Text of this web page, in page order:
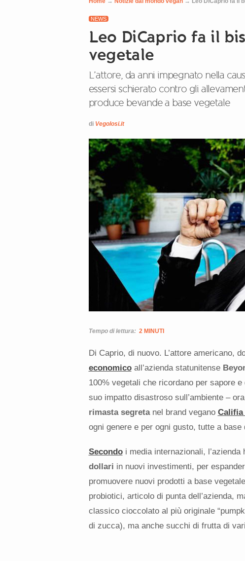
NEWS
Leo DiCaprio fa il
vegetale
L’attore, da anni impegnato nella
essersi schierato contro gli
produce bevande a base vegetale
di Vegolosi.it
Tempo di lettura: 2 MINUTI
Di Caprio, di nuovo. L’attore americano,
economicoall’azienda statunitense
100% vegetali che ricordano per sapore
suo impatto disastroso sull’ambiente –
rimasta segreta nel brand vegano Califia
ogni genere e per ogni gusto, tutte a base
Secondoi media internazionali, l’azienda
dollari in nuovi investimenti, per
promuovere nuovi prodotti a base
probiotici, articolo di punta dell’azienda,
classico cioccolato al più originale
di zucca), ma anche succhi di frutta di